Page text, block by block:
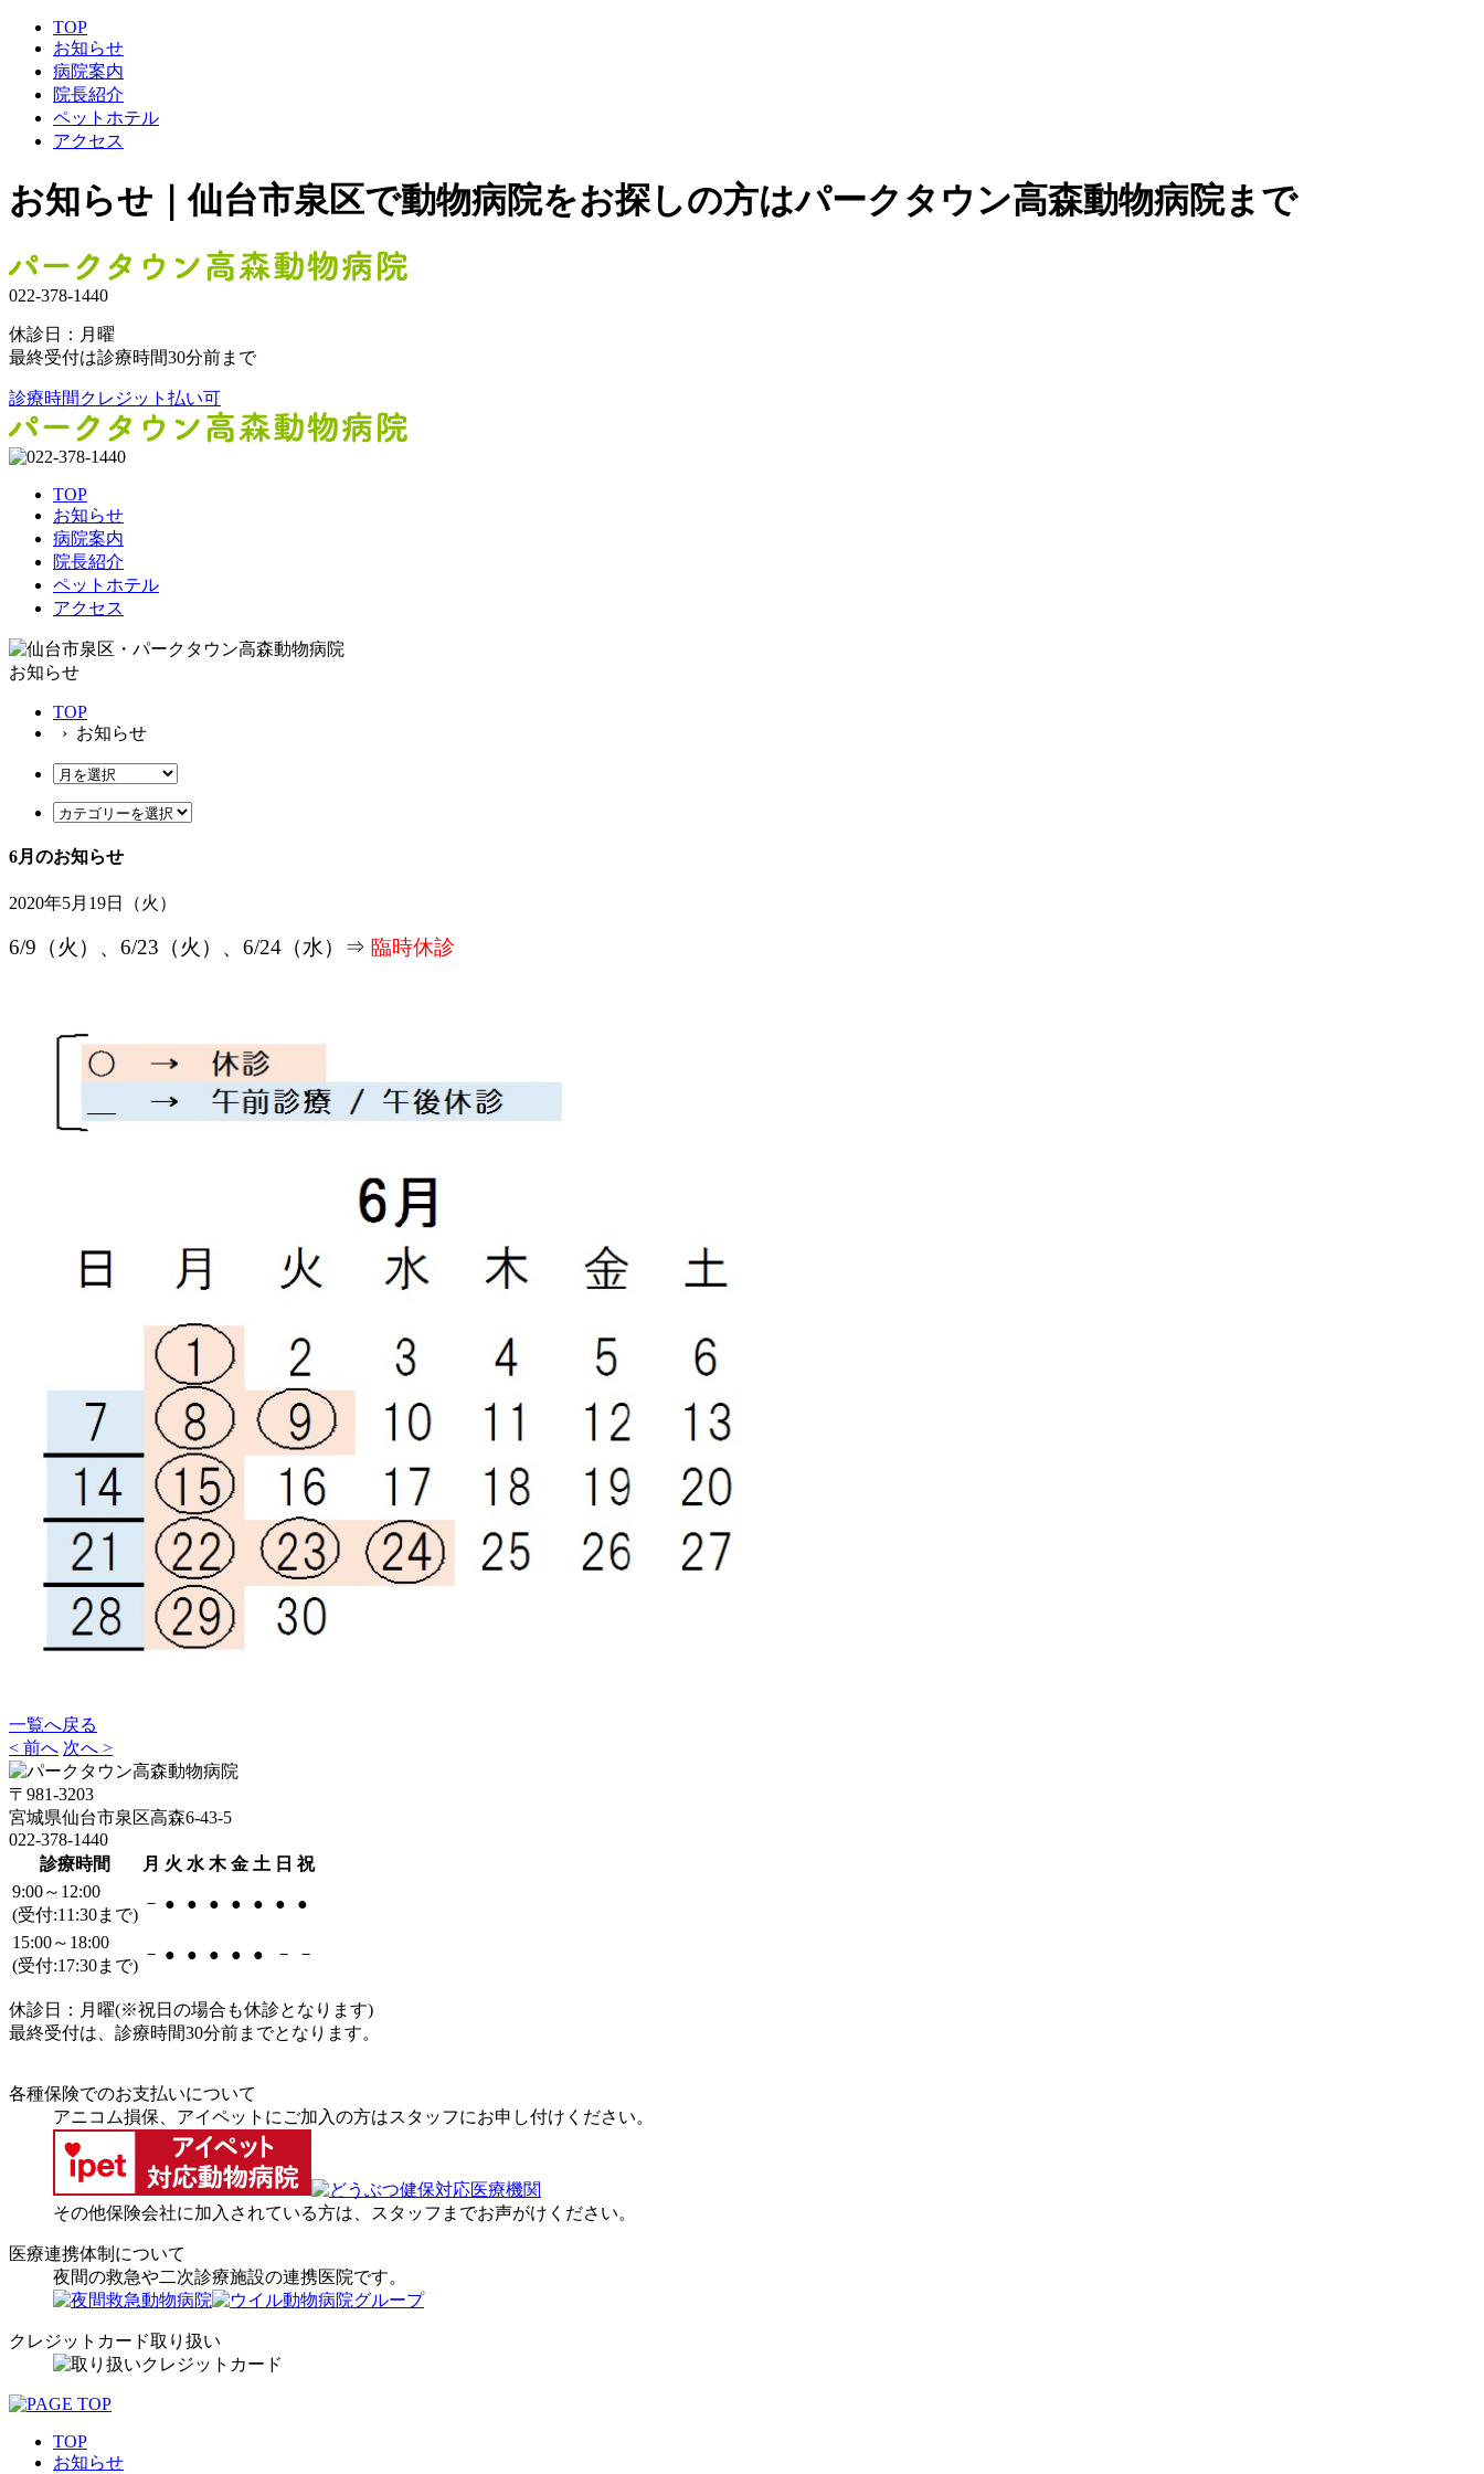
TOP
お知らせ
病院案内
院長紹介
ペットホテル
アクセス
お知らせ｜仙台市泉区で動物病院をお探しの方はパークタウン高森動物病院まで
022-378-1440
休診日：月曜
最終受付は診療時間30分前まで
診療時間 クレジット払い可
TOP
お知らせ
病院案内
院長紹介
ペットホテル
アクセス
お知らせ
TOP
› お知らせ
6月のお知らせ
2020年5月19日（火）
6/9（火）、6/23（火）、6/24（水）⇒ 臨時休診
一覧へ戻る
< 前へ 次へ >
〒981-3203
宮城県仙台市泉区高森6-43-5
022-378-1440
診療時間
月 火 水 木 金 土 日 祝
9:00～12:00
(受付:11:30まで)
－ ● ● ● ● ● ● ●
15:00～18:00
(受付:17:30まで)
－ ● ● ● ● ● － －
休診日：月曜(※祝日の場合も休診となります)
最終受付は、診療時間30分前までとなります。
各種保険でのお支払いについて
アニコム損保、アイペットにご加入の方はスタッフにお申し付けください。
その他保険会社に加入されている方は、スタッフまでお声がけください。
医療連携体制について
夜間の救急や二次診療施設の連携医院です。
クレジットカード取り扱い
TOP
お知らせ